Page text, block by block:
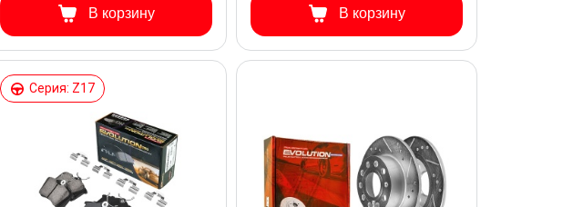
В корзину В корзину
Серия: Z17